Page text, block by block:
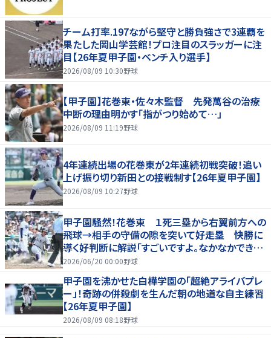
チーム打率.197ながら堅守と勝負強さで3連覇を
果たした岡山学芸館！プロ注目のスラッガーに注
目【26年夏甲子園・ベンチ入り選手】
2026/08/09 10:30野球
【甲子園】花巻東・佐々木監督 先発萬谷の治療
中断の理由明かす「指がつり始めて…」
2026/08/09 11:19野球
4年連続出場の花巻東が2年連続初戦突破！追い
上げ振り切り新田との接戦制す【26年夏甲子園】
2026/08/09 10:27野球
甲子園騒然！花巻東 １死三塁から右翼前方への
飛球→相手の守備の隙を突いて好走塁 快勝に
導く好判断に解説「すごいですよ。なかなかできな
いプレー」
2026/06/20 00:00野球
甲子園を沸かせた白樺学園の「超絶アライバプレ
ー」！奇跡の併殺劇を生んだ朝の地道な自主練習
【26年夏甲子園】
2026/08/09 08:18野球